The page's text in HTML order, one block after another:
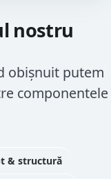
nostru
obișnuit putem
componentele
& structură